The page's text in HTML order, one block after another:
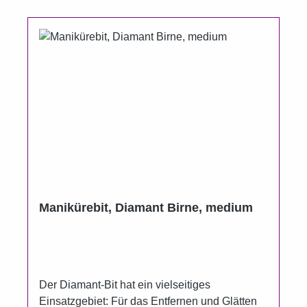
Manikürebit, Diamant Birne, medium
Der Diamant-Bit hat ein vielseitiges
Einsatzgebiet: Für das Entfernen und Glätten